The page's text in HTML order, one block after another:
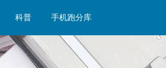
科普 手机跑分库